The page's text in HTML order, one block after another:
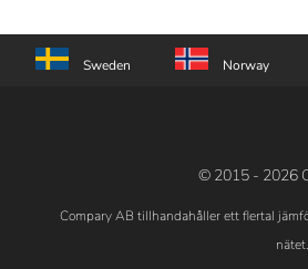
Sweden Norway
© 2015 - 2026
Compary AB tillhandahåller ett flertal
nätet.